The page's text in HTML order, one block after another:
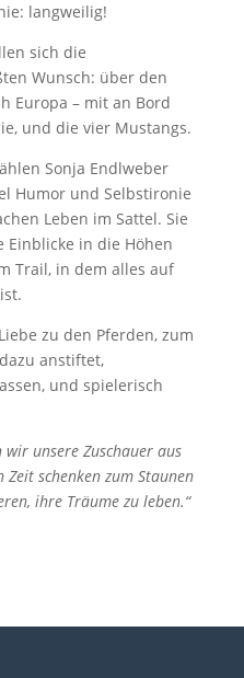
langweilig!
sich die
Wunsch: über den
Europa – mit an Bord
und die vier Mustangs.
Sonja Endlweber
Humor und Selbstironie
Leben im Sattel. Sie
Einblicke in die Höhen
Trail, in dem alles auf
zu den Pferden, zum
anstiftet,
und spielerisch
unsere Zuschauer aus
schenken zum Staunen
ihre Träume zu leben.“